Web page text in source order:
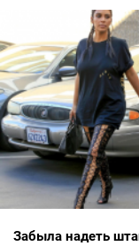
Забыла надеть